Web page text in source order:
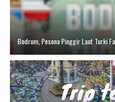
Bodrum, Pesona Pinggir Laut Turki